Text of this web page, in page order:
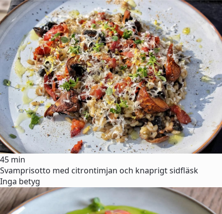
45 min
Svamprisotto med citrontimjan och knaprigt sidfläsk
Inga betyg